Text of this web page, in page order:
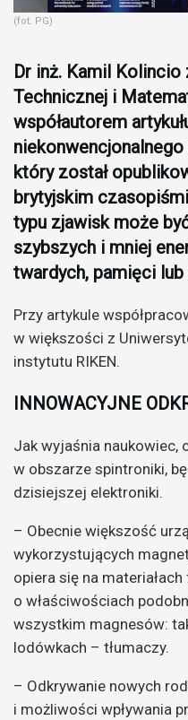
(fot. PG)
Dr inż. Kamil Kolincio
Technicznej i
współautorem
który został
brytyjskim
typu zjawisk może
szybszych i mniej
twardych, pamięci
Przy artykule
w większości z
instytutu RIKEN.
INNOWACYJNE
Jak wyjaśnia naukowiec,
w obszarze spintroniki,
dzisiejszej elektroniki.
– Obecnie większość
wykorzystujących
opiera się na
o właściwościach
wszystkim magnesów:
lodówkach – tłumaczy.
– Odkrywanie nowych
i możliwości wpływania